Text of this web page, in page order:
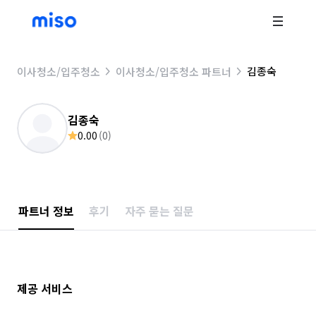
이사청소/입주청소 이사청소/입주청소 파트너 김종숙
김종숙
0.00 (0)
파트너 정보 후기 자주 묻는 질문
제공 서비스